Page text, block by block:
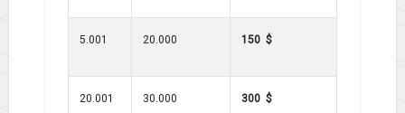
5.001 20.000 150 $
20.001 30.000 300 $